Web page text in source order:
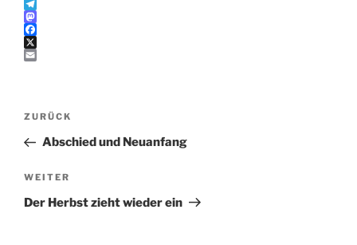
o
p
y
L
i
W
h
a
t
s
T
e
l
e
M
a
s
n
F
a
o
X
l
Beitragsnavigation
Vorheriger
Beitrag
ZURÜCK
Abschied und Neuanfang
Nächster
Beitrag
WEITER
Der Herbst zieht wieder ein